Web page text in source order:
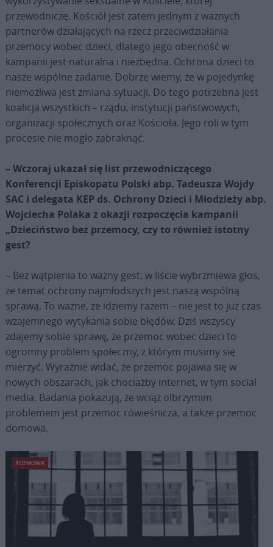
przewodniczę. Kościół jest zatem jednym z ważnych
partnerów działających na rzecz przeciwdziałania
przemocy wobec dzieci, dlatego jego obecność w
kampanii jest naturalna i niezbędna. Ochrona dzieci to
nasze wspólne zadanie. Dobrze wiemy, że w pojedynkę
niemożliwa jest zmiana sytuacji. Do tego potrzebna jest
koalicja wszystkich – rządu, instytucji państwowych,
organizacji społecznych oraz Kościoła. Jego roli w tym
procesie nie mogło zabraknąć.
– Wczoraj ukazał się list przewodniczącego
Konferencji Episkopatu Polski abp. Tadeusza Wojdy
SAC i delegata KEP ds. Ochrony Dzieci i Młodzieży abp.
Wojciecha Polaka z okazji rozpoczęcia kampanii
„Dzieciństwo bez przemocy, czy to również istotny
gest?
– Bez wątpienia to ważny gest, w liście wybrzmiewa głos,
że temat ochrony najmłodszych jest naszą wspólną
sprawą. To ważne, że idziemy razem – nie jest to już czas
wzajemnego wytykania sobie błędów. Dziś wszyscy
zdajemy sobie sprawę, że przemoc wobec dzieci to
ogromny problem społeczny, z którym musimy się
mierzyć. Wyraźnie widać, że przemoc pojawia się w
nowych obszarach, jak chociażby internet, w tym social
media. Badania pokazują, że wciąż olbrzymim
problemem jest przemoc rówieśnicza, a także przemoc
domowa.
ROZMOWA